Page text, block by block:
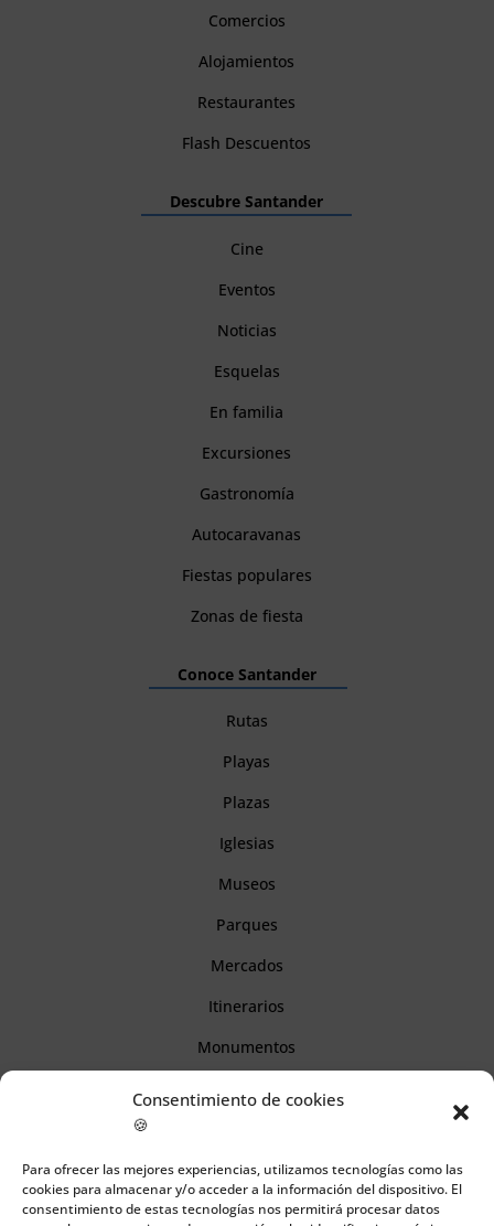
Consentimiento de cookies
🍪
Para ofrecer las mejores experiencias, utilizamos tecnologías como las
cookies para almacenar y/o acceder a la información del dispositivo. El
consentimiento de estas tecnologías nos permitirá procesar datos
Comercios
Alojamientos
Restaurantes
Flash Descuentos
Descubre Santander
Cine
Eventos
Noticias
Esquelas
En familia
Excursiones
Gastronomía
Autocaravanas
Fiestas populares
Zonas de fiesta
Conoce Santander
Rutas
Playas
Plazas
Iglesias
Museos
Parques
Mercados
Itinerarios
Monumentos
Información